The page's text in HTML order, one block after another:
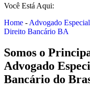
Você Está Aqui:
Home - Advogado
Direito Bancário BA
Somos o
Advogado
Bancário do